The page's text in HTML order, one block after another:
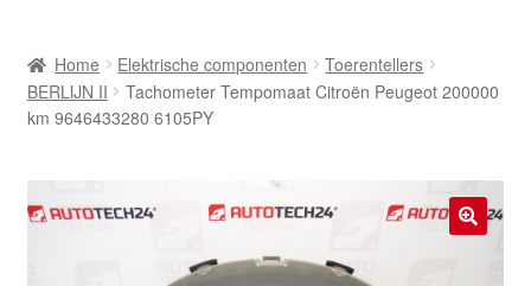
Algemene voorwaarden
Betalingen
Home Elektrische componenten
Toerentellers
BERLIJN II
Tachometer Tempomaat Citroën Peugeot 200000
km 9646433280 6105PY